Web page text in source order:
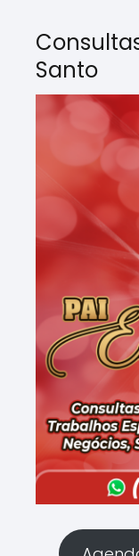
Santo